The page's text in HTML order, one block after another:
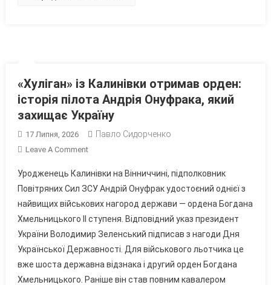
«Хуліган» із Калинівки отримав орден:
історія пілота Андрія Онуфрака, який
захищає Україну
17 Липня, 2026 Павло Сидорченко
Leave A CommentOn
Із
Калинівки
Отримав
Орден:
Історія
Пілота
Андрія
Онуфрака,
Уродженець Калинівки на Вінниччині, підполковник
Повітряних Сил ЗСУ Андрій Онуфрак удостоєний однієї з
найвищих військових нагород держави — ордена Богдана
Хмельницького ІІ ступеня. Відповідний указ президент
України Володимир Зеленський підписав з нагоди Дня
Української Державності. Для військового льотчика це
вже шоста державна відзнака і другий орден Богдана
Хмельницького. Раніше він став повним кавалером